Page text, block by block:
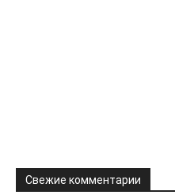
Свежие комментарии